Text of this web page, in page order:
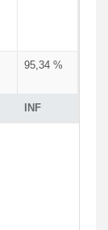
INF
95,34 %